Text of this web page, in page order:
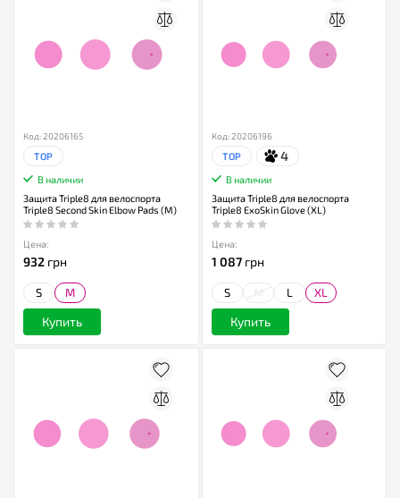
Код: 20206165
TOP
В наличии
Защита Triple8 для велоспорта
Triple8 Second Skin Elbow Pads (M)
Цена:
932 грн
S M
Купить
Код: 20206196
TOP 4
В наличии
Защита Triple8 для велоспорта
Triple8 ExoSkin Glove (XL)
Цена:
1 087грн
S L XL
Купить